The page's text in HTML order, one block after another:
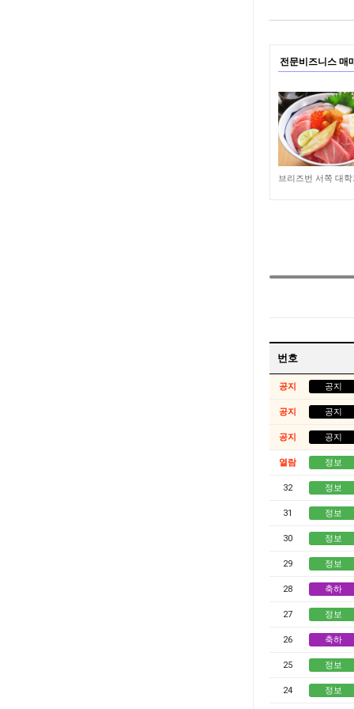
전문비즈니스 매
269
번호
공지 공지
공지 공지
공지 공지
열람 정보
32 정보
31 정보
30 정보
29 정보
28 축하
27 정보
26 축하
25 정보
24 정보